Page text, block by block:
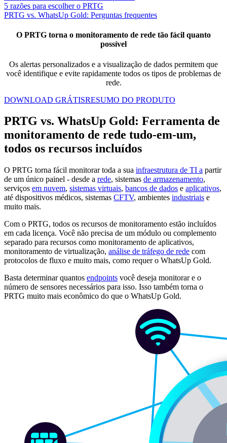
5 razões para escolher o PRTG
PRTG vs. WhatsUp Gold: Perguntas frequentes
O PRTG torna o monitoramento de rede tão fácil quanto
possível
Os alertas personalizados e a visualização de dados permitem que
você identifique e evite rapidamente todos os tipos de problemas de
rede.
DOWNLOAD GRÁTISRESUMO DO PRODUTO
PRTG vs. WhatsUp Gold: Ferramenta de
monitoramento de rede tudo-em-um,
todos os recursos incluídos
O PRTG torna fácil monitorar toda a sua infraestrutura de TI a partir
de um único painel - desde a rede, sistemas de armazenamento,
serviços em nuvem, sistemas virtuais, bancos de dados e aplicativos,
até dispositivos médicos, sistemas CFTV, ambientes industriais e
muito mais.
Com o PRTG, todos os recursos de monitoramento estão incluídos
em cada licença. Você não precisa de um módulo ou complemento
separado para recursos como monitoramento de aplicativos,
monitoramento de virtualização, análise de tráfego de rede com
protocolos de fluxo e muito mais, como requer o WhatsUp Gold.
Basta determinar quantos endpoints você deseja monitorar e o
número de sensores necessários para isso. Isso também torna o
PRTG muito mais econômico do que o WhatsUp Gold.